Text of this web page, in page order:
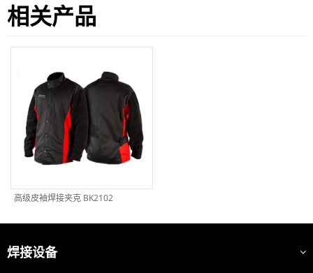
相关产品
高级皮袖焊接夹克 BK2102
焊接设备